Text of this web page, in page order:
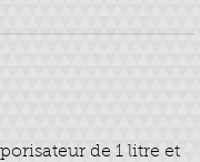
de 1 litre et